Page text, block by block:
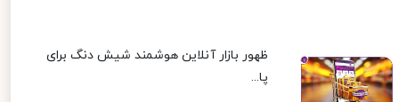
ظهور بازار آنلاین هوشمند شیش دنگ برای
پا...